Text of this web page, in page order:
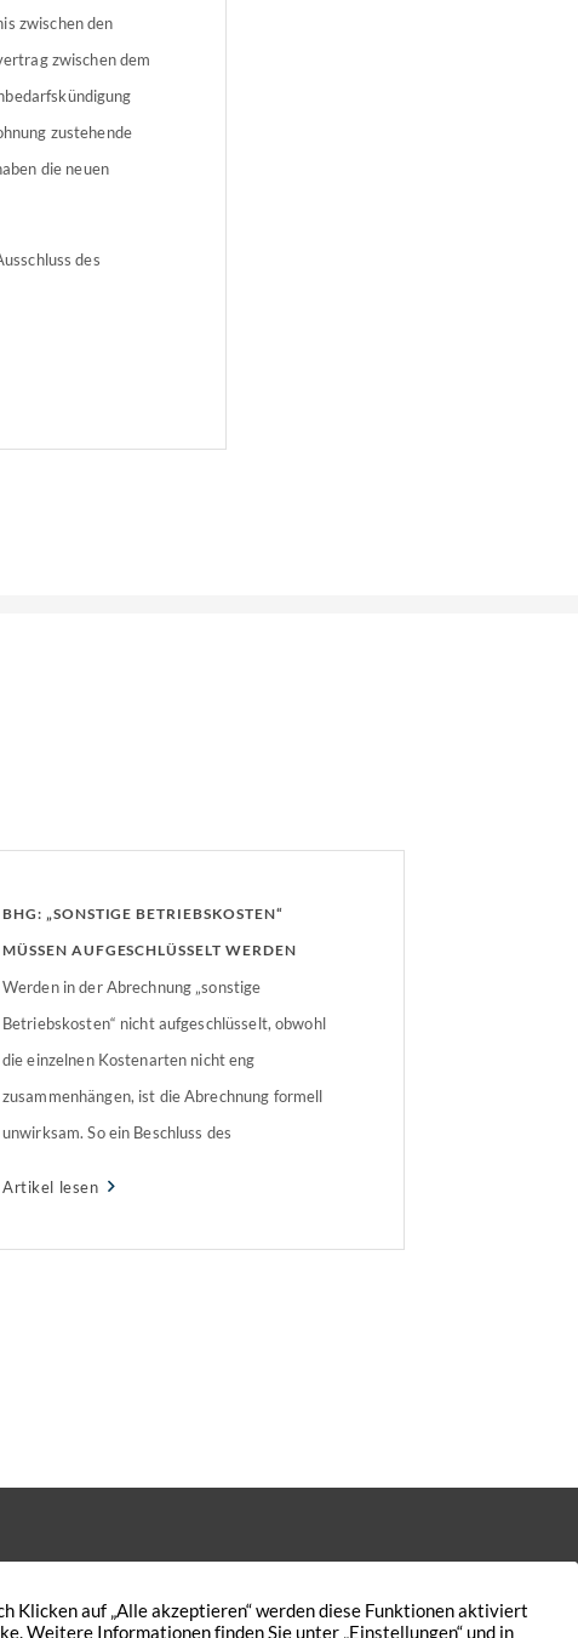
zwischen den
zwischen dem
zustehende
die neuen
des
BHG: „SONSTIGE BETRIEBSKOSTEN“
MÜSSEN AUFGESCHLÜSSELT WERDEN
Werden in der Abrechnung „sonstige
Betriebskosten“ nicht aufgeschlüsselt, obwohl
die einzelnen Kostenarten nicht eng
zusammenhängen, ist die Abrechnung formell
unwirksam. So ein Beschluss des
Artikel lesen
Kontakt Nutzungsbedingungen